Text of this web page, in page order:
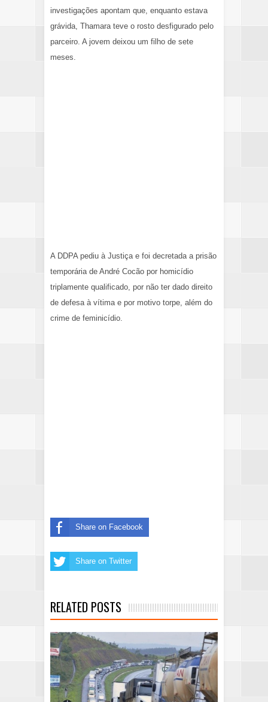
investigações apontam que, enquanto estava
grávida, Thamara teve o rosto desfigurado pelo
parceiro. A jovem deixou um filho de sete
meses.
A DDPA pediu à Justiça e foi decretada a prisão
temporária de André Cocão por homicídio
triplamente qualificado, por não ter dado direito
de defesa à vítima e por motivo torpe, além do
crime de feminicídio.
Share on Facebook
Share on Twitter
RELATED POSTS